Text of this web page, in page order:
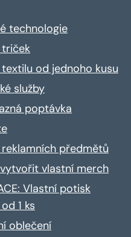
technologie
triček
textilu od jednoho kusu
služby
poptávka
reklamních předmětů
vlastní merch
Vlastní potisk
1 ks
oblečení